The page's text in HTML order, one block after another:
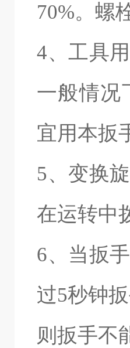
70%。螺
4、工具
一般情况
宜用本扳
5、变换
在运转中
6、当扳
过5秒钟
则扳手不